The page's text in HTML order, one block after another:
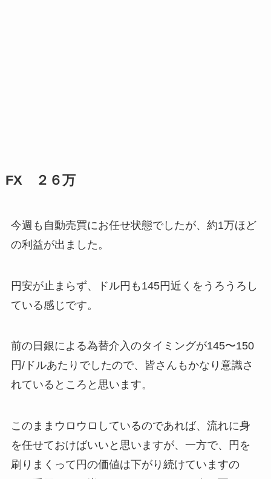
FX ２６万
今週も自動売買にお任せ状態でしたが、約1万ほど
の利益が出ました。
円安が止まらず、ドル円も145円近くをうろうろし
ている感じです。
前の日銀による為替介入のタイミングが145〜150
円/ドルあたりでしたので、皆さんもかなり意識さ
れているところと思います。
このままウロウロしているのであれば、流れに身
を任せておけばいいと思いますが、一方で、円を
刷りまくって円の価値は下がり続けていますの